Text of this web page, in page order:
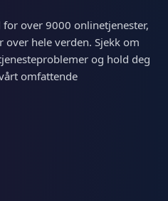
over 9000 onlinetjenester,
hele verden. Sjekk om
og hold deg
omfattende